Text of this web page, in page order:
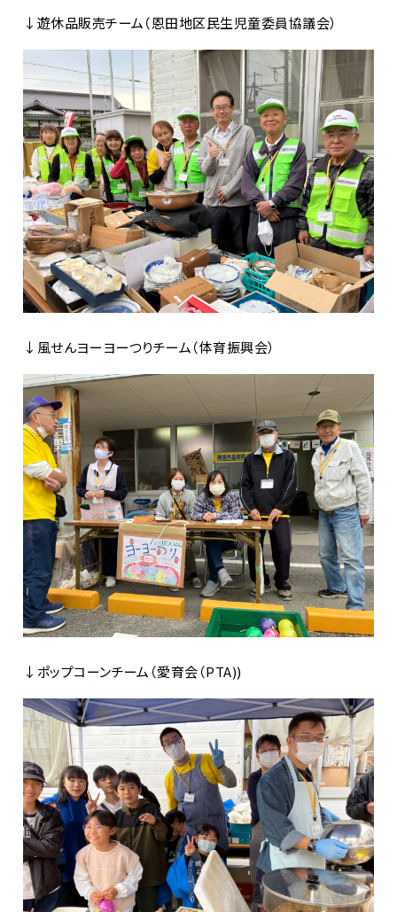
↓遊休品販売チーム（恩田地区民生児童委員協議会）
↓風せんヨーヨーつりチーム（体育振興会）
↓ポップコーンチーム（愛育会（PTA))